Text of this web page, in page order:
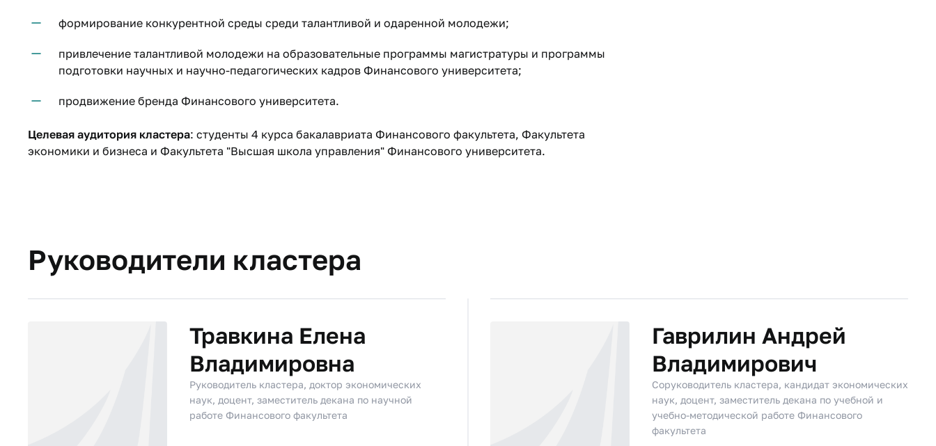
формирование конкурентной среды среди талантливой и одаренной молодежи;
привлечение талантливой молодежи на образовательные программы магистратуры и программы
подготовки научных и научно-педагогических кадров Финансового университета;
продвижение бренда Финансового университета.
Целевая аудитория кластера: студенты 4 курса бакалавриата Финансового факультета, Факультета
экономики и бизнеса и Факультета "Высшая школа управления" Финансового университета.
Руководители кластера
Травкина Елена
Владимировна
Руководитель кластера, доктор экономических
наук, доцент, заместитель декана по научной
работе Финансового факультета
Гаврилин Андрей
Владимирович
Соруководитель кластера, кандидат экономических
наук, доцент, заместитель декана по учебной и
учебно-методической работе Финансового
факультета